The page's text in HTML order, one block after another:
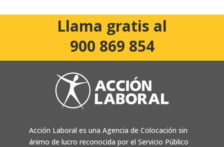
Llama gratis al
900 869 854
Acción Laboral es una Agencia de Colocación sin
ánimo de lucro reconocida por el Servicio Público